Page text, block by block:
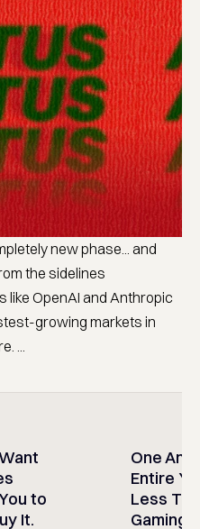
new phase... and
the sidelines
like OpenAI and Anthropic
growing markets in
...
to
It.
One
Entire
Less
Gaming